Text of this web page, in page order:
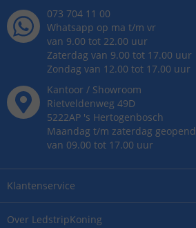
Over LedstripKoning
Klantenservice
073 704 11 00
Whatsapp op ma t/m vr
van 9.00 tot 22.00 uur
Zaterdag van 9.00 tot 17.00 uur
Zondag van 12.00 tot 17.00 uur
Kantoor / Showroom
Rietveldenweg 49D
5222AP 's Hertogenbosch
Maandag t/m zaterdag geopend
van 09.00 tot 17.00 uur